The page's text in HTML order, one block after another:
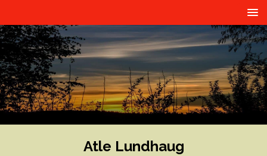
Atle Lundhaug